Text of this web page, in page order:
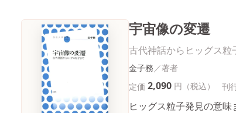
宇宙像の変遷
古代神話からヒッグス粒
金子務
定価 2,090 円（税込） 刊
ヒッグス粒子発見の意